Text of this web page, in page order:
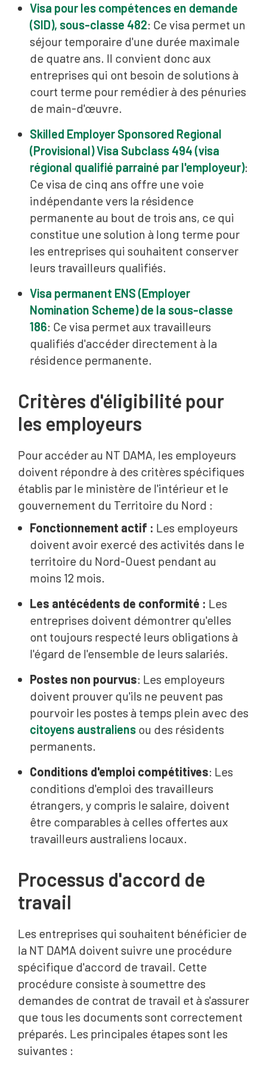
Visa pour les compétences en demande
(SID), sous-classe 482: Ce visa permet un
séjour temporaire d'une durée maximale
de quatre ans. Il convient donc aux
entreprises qui ont besoin de solutions à
court terme pour remédier à des pénuries
de main-d'œuvre.
Skilled Employer Sponsored Regional
(Provisional) Visa Subclass 494 (visa
régional qualifié parrainé par l'employeur):
Ce visa de cinq ans offre une voie
indépendante vers la résidence
permanente au bout de trois ans, ce qui
constitue une solution à long terme pour
les entreprises qui souhaitent conserver
leurs travailleurs qualifiés.
Visa permanent ENS (Employer
Nomination Scheme) de la sous-classe
186: Ce visa permet aux travailleurs
qualifiés d'accéder directement à la
résidence permanente.
Critères d'éligibilité pour
les employeurs
Pour accéder au NT DAMA, les employeurs
doivent répondre à des critères spécifiques
établis par le ministère de l'intérieur et le
gouvernement du Territoire du Nord :
Fonctionnement actif : Les employeurs
doivent avoir exercé des activités dans le
territoire du Nord-Ouest pendant au
moins 12 mois.
Les antécédents de conformité : Les
entreprises doivent démontrer qu'elles
ont toujours respecté leurs obligations à
l'égard de l'ensemble de leurs salariés.
Postes non pourvus: Les employeurs
doivent prouver qu'ils ne peuvent pas
pourvoir les postes à temps plein avec des
citoyens australiens ou des résidents
permanents.
Conditions d'emploi compétitives: Les
conditions d'emploi des travailleurs
étrangers, y compris le salaire, doivent
être comparables à celles offertes aux
travailleurs australiens locaux.
Processus d'accord de
travail
Les entreprises qui souhaitent bénéficier de
la NT DAMA doivent suivre une procédure
spécifique d'accord de travail. Cette
procédure consiste à soumettre des
demandes de contrat de travail et à s'assurer
que tous les documents sont correctement
préparés. Les principales étapes sont les
suivantes :